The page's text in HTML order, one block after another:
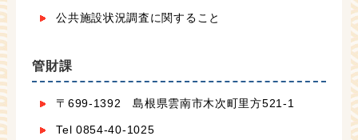
公共施設状況調査に関すること
管財課
〒699-1392 島根県雲南市木次町里方521-1
Tel 0854-40-1025